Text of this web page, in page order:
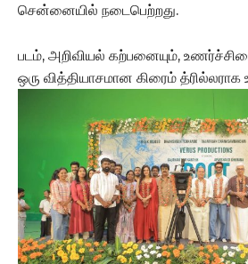
சென்னையில் நடைபெற்றது.
படம், அறிவியல் கற்பனையும்,
ஒரு வித்தியாசமான கிரைம் த்ரில்லராக